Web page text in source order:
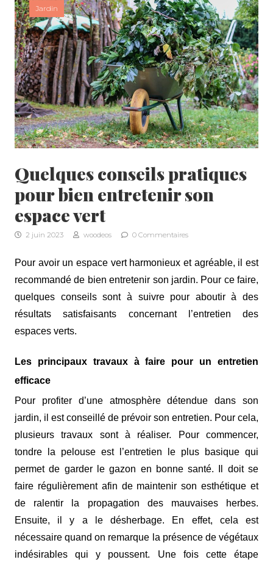
Jardin
Quelques conseils pratiques
pour bien entretenir son
espace vert
2 juin 2023 woodeos 0 Commentaires
Pour avoir un espace vert harmonieux et agréable, il est
recommandé de bien entretenir son jardin. Pour ce faire,
quelques conseils sont à suivre pour aboutir à des
résultats satisfaisants concernant l’entretien des
espaces verts.
Les principaux travaux à faire pour un entretien
efficace
Pour profiter d’une atmosphère détenduedans son
jardin, il est conseillé de prévoir son entretien. Pour cela,
plusieurs travaux sont à réaliser. Pour commencer,
tondre la pelouse est l’entretien
le plus basique qui
permet de garder le gazon en bonne santé. Il doit se
faire régulièrement afin de maintenir son esthétique et
de ralentir la propagation des mauvaises herbes.
Ensuite, il y a le désherbage. En effet, cela est
nécessaire quand on remarque la présence de végétaux
indésirables qui y poussent. Une fois cette étape
A PROPOS